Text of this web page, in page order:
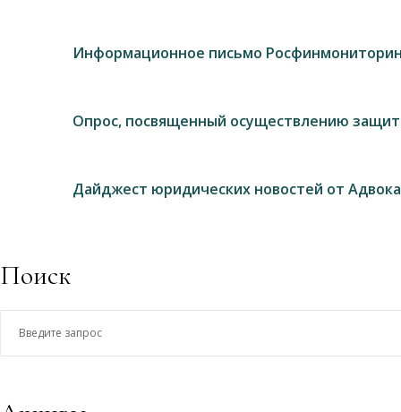
Информационное письмо
Опрос, посвященный осуществлению
Дайджест юридических новостей от
Поиск